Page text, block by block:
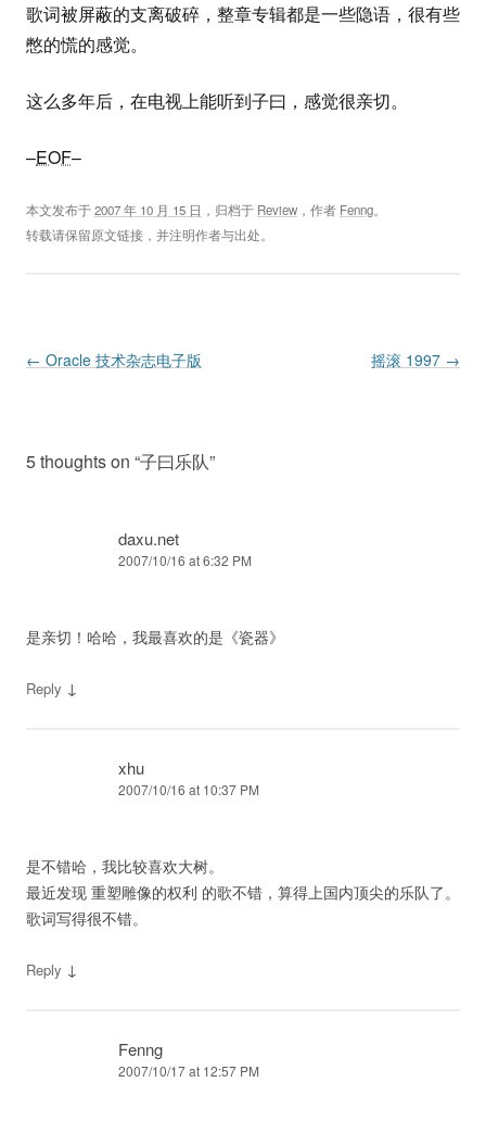
歌词被屏蔽的支离破碎，整章专辑都是一些隐语，很有些
憋的慌的感觉。
这么多年后，在电视上能听到子曰，感觉很亲切。
–EOF–
本文发布于2007 年 10 月 15 日 ，归档于 Review ，作者 Fenng。
转载请保留原文链接，并注明作者与出处。
Post navigation
← Oracle 技术杂志电子版 摇滚 1997 →
5 thoughts on “子曰乐队”
daxu.net
2007/10/16 at 6:32 PM
是亲切！哈哈，我最喜欢的是《瓷器》
Reply ↓
xhu
2007/10/16 at 10:37 PM
是不错哈，我比较喜欢大树。
最近发现 重塑雕像的权利 的歌不错，算得上国内顶尖的乐队了。
歌词写得很不错。
Reply ↓
Fenng
2007/10/17 at 12:57 PM